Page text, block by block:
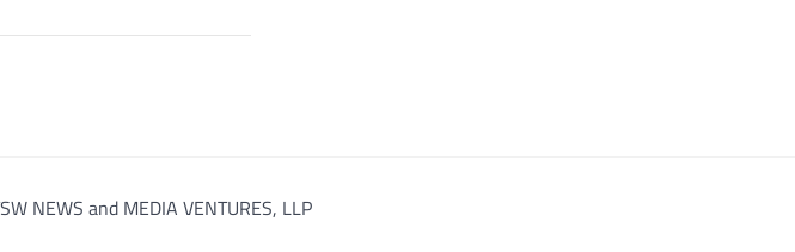
NEWS and MEDIA VENTURES, LLP